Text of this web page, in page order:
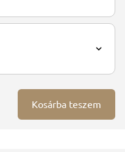
Kosárba teszem